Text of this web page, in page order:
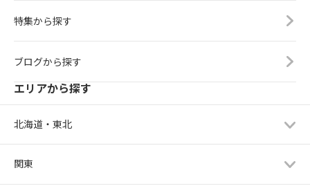
特集から探す
ブログから探す
エリアから探す
北海道・東北
関東